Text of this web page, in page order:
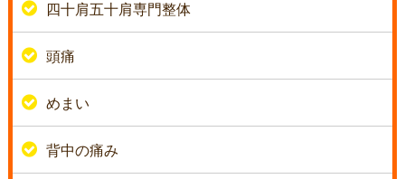
四十肩五十肩専門整体
頭痛
めまい
背中の痛み